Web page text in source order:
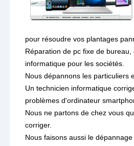
pour résoudre vos plantages
Réparation de pc fixe de bureau,
informatique pour les sociétés.
Nous dépannons les particuliers
Un technicien informatique
problèmes d'ordinateur
Nous ne partons de chez vous
corriger.
Nous faisons aussi le